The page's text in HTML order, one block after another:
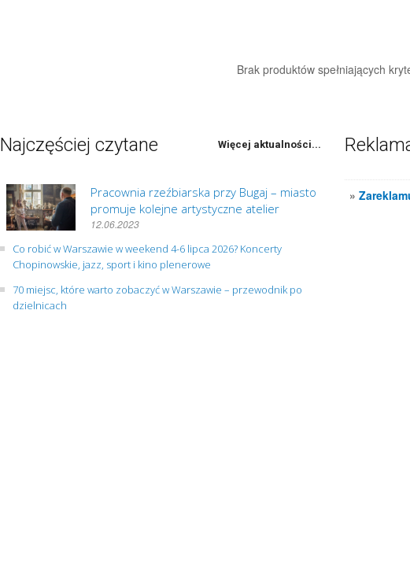
Brak produktów spełniających
Najczęściej czytane Więcej aktualności...
Pracownia rzeźbiarska przy Bugaj – miasto
promuje kolejne artystyczne atelier
12.06.2023
Co robić w Warszawie w weekend 4-6 lipca 2026? Koncerty
Chopinowskie, jazz, sport i kino plenerowe
70 miejsc, które warto zobaczyć w Warszawie – przewodnik po
dzielnicach
»